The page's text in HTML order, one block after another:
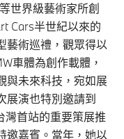
世界級藝術家所創
Cars半世紀以來的
藝術巡禮，觀眾得以
車體為創作載體，
與未來科技，宛如展
展演也特別邀請到
首站的重要策展推
嘉賓。當年，她以